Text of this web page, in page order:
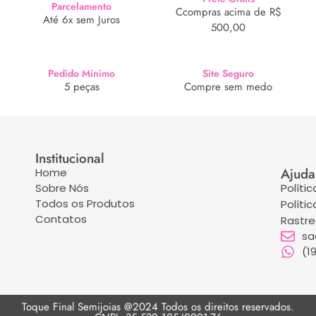
Parcelamento
Até 6x sem Juros
Ccompras acima de R$
500,00
Pedido Mínimo
5 peças
Site Seguro
Compre sem medo
Institucional
Home
Sobre Nós
Todos os Produtos
Contatos
Ajuda
Toque Final Semijoias @2024 Todos os direitos reservados.